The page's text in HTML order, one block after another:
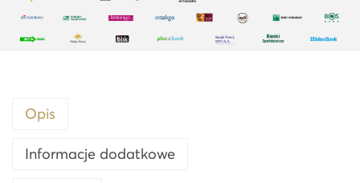
a
k
Opis
Informacje dodatkowe